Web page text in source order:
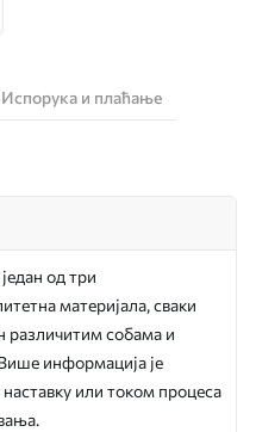
Испорука и плаћање
од три
материјала, сваки
различитим собама и
информација је
или током процеса